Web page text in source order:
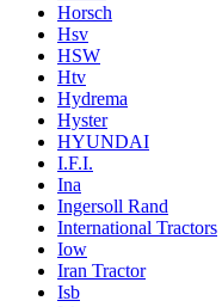
Horsch
Hsv
HSW
Htv
Hydrema
Hyster
HYUNDAI
I.F.I.
Ina
Ingersoll Rand
International Tractors
Iow
Iran Tractor
Isb